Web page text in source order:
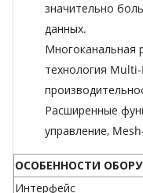
значительно
данных.
Многоканальная
технология
Расширенные
управление,
ОСОБЕННОСТИ
Интерфейс